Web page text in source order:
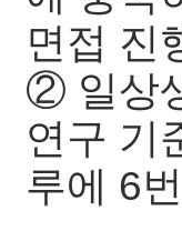
면접 진
② 일상
연구 기
루에 6